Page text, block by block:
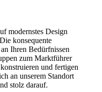
modernstes Design
konsequente
Ihren Bedürfnissen
zum Marktführer
und fertigen
an unserem Standort
stolz darauf.